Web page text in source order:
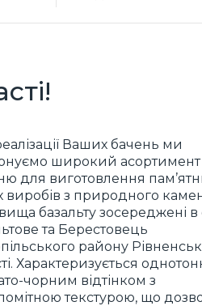
Ваших бачень ми
широкий асортимент
для виготовлення
виробів з природного
базальту зосереджені в
та Берестовець
району
Характеризується
чорним відтінком з
текстурою, що